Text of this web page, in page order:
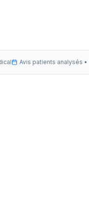
Avis patients analysés •